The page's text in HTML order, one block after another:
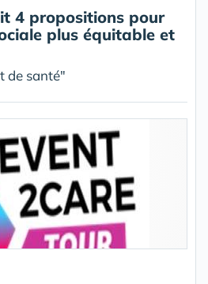
4 propositions pour
plus équitable et
de santé"